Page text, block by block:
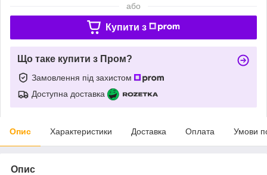
або
Купити з
Що таке купити з Пром?
Замовлення під захистом
Доступна доставка
Опис Характеристики Доставка Оплата Умови
Опис